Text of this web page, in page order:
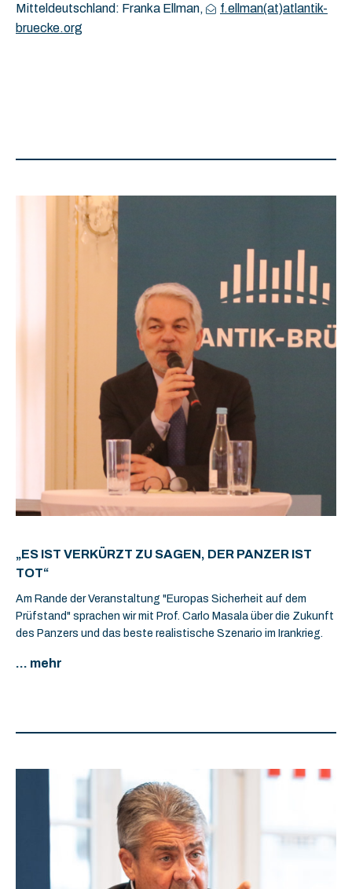
Mitteldeutschland: Franka Ellman,
f.ellman(at)atlantik-
bruecke.org
„ES IST VERKÜRZT ZU SAGEN, DER PANZER IST
TOT“
Am Rande der Veranstaltung "Europas Sicherheit auf dem
Prüfstand" sprachen wir mit Prof. Carlo Masala über die Zukunft
des Panzers und das beste realistische Szenario im Irankrieg.
... mehr